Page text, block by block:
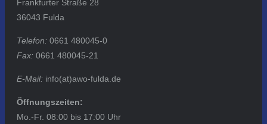
Frankfurter Straße 28
36043 Fulda
Telefon: 0661 480045-0
Fax: 0661 480045-21
E-Mail: info(at)awo-fulda.de
Öffnungszeiten:
Mo.-Fr. 08:00 bis 17:00 Uhr